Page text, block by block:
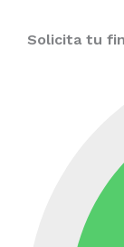
Solicita tu